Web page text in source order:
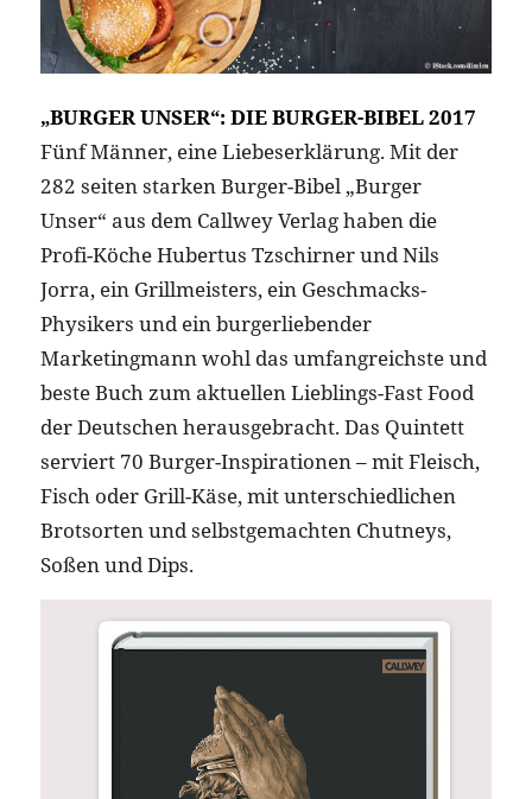
„BURGER UNSER“: DIE BURGER-BIBEL 2017
Fünf Männer, eine Liebeserklärung. Mit der
282 seiten starken Burger-Bibel „Burger
Unser“ aus dem Callwey Verlag haben die
Profi-Köche Hubertus Tzschirner und Nils
Jorra, ein Grillmeisters, ein Geschmacks-
Physikers und ein burgerliebender
Marketingmann wohl das umfangreichste und
beste Buch zum aktuellen Lieblings-Fast Food
der Deutschen herausgebracht. Das Quintett
serviert 70 Burger-Inspirationen – mit Fleisch,
Fisch oder Grill-Käse, mit unterschiedlichen
Brotsorten und selbstgemachten Chutneys,
Soßen und Dips.